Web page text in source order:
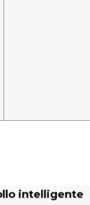
intelligente